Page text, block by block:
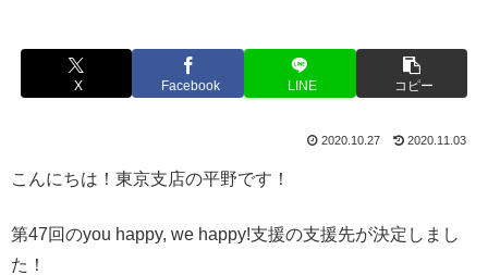
X Facebook LINE コピー
2020.10.27 2020.11.03
こんにちは！東京支店の平野です！
第47回のyou happy, we happy!支援の支援先が決定しまし
た！